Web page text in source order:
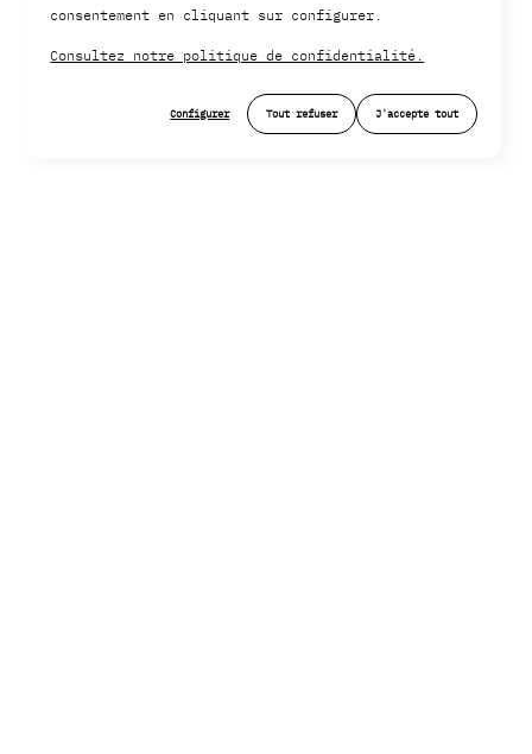
consentement en cliquant sur configurer.
Consultez notre politique de confidentialité.
Configurer Tout refuser J'accepte tout